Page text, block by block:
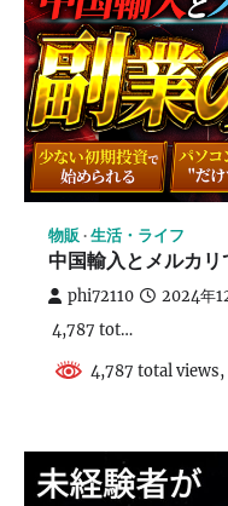
物販 生活・ライフ
中国輸入とメルカ
phi72110 2024年
4,787 tot…
4,787 total